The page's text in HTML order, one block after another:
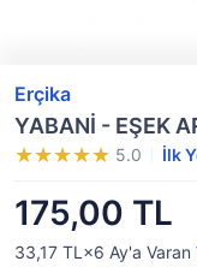
Erçika
YABANİ - EŞEK
5.0 İlk
175,00 TL
33,17 TL×6 Ay'a Varan